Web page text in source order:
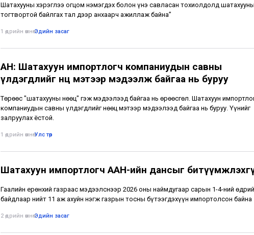
Шатахууны хэрэглээ огцом нэмэгдэх болон үнэ савласан тохиолдолд
тогтвортой байлгах тал дээр анхаарч ажиллаж байна”
1 өдрийн өмнө•Эдийн засаг
АН: Шатахуун импортлогч компаниудын савны
үлдэгдлийг нөөц мэтээр мэдээлж байгаа нь буруу
Төрөөс "шатахууны нөөц" гэж мэдээлээд байгаа нь өрөөсгөл. Шатахуун
компаниудын савны үлдэгдлийг нөөц мэтээр мэдээлээд байгаа нь буруу. Үүнийг
залруулах ёстой.
1 өдрийн өмнө•Улс төр
Шатахуун импортлогч ААН-ийн дансыг
Гаалийн ерөнхий газраас мэдээлснээр 2026 оны наймдугаар сарын 1-4-ний
байдлаар нийт 11 аж ахуйн нэгж газрын тосны бүтээгдэхүүн импортолсон байна
2 өдрийн өмнө•Эдийн засаг